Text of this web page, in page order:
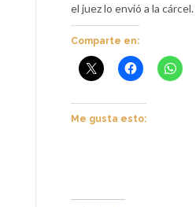
el juez lo envió a la cárcel.
Comparte en:
Me gusta esto: